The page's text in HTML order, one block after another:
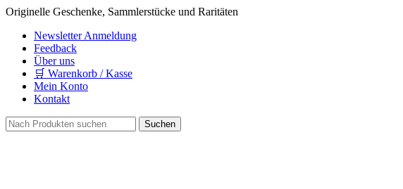
Originelle Geschenke, Sammlerstücke und Raritäten
Newsletter Anmeldung
Feedback
Über uns
🛒 Warenkorb / Kasse
Mein Konto
Kontakt